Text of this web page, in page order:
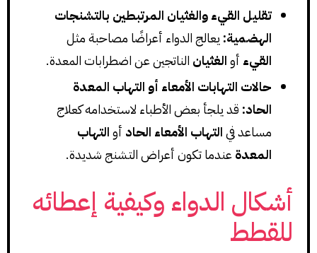
تقليل القيء والغثيان المرتبطين بالتشنجات
الهضمية: يعالج الدواء أعراضًا مصاحبة مثل
القيء أوالغثيان الناتجين عن اضطرابات المعدة.
حالات التهابات الأمعاء أو التهاب المعدة
الحاد: قد يلجأ بعض الأطباء لاستخدامه كعلاج
مساعد فيالتهاب الأمعاء الحاد أوالتهاب
المعدةعندما تكون أعراض التشنج شديدة.
أشكال الدواء وكيفية إعطائه
للقطط